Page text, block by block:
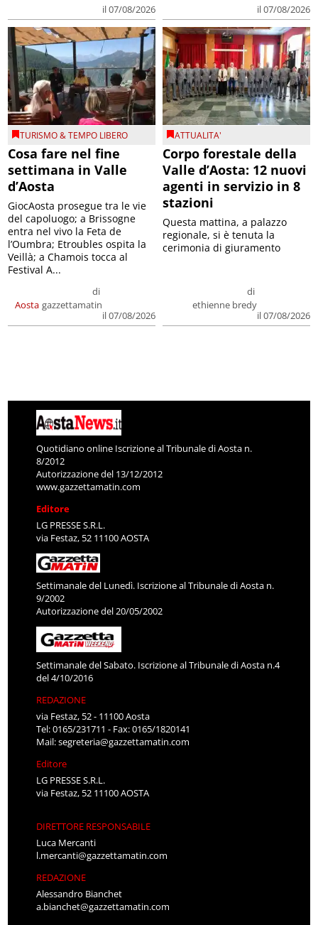
il 07/08/2026 il 07/08/2026
TURISMO & TEMPO LIBERO
Cosa fare nel fine
settimana in Valle
d’Aosta
Aosta
di
gazzettamatin
il 07/08/2026
GiocAosta prosegue tra le vie
del capoluogo; a Brissogne
entra nel vivo la Feta de
l’Oumbra; Etroubles ospita la
Veillà; a Chamois tocca al
Festival A...
ATTUALITA'
Corpo forestale della
Valle d’Aosta: 12 nuovi
agenti in servizio in 8
stazioni
di
ethienne bredy
il 07/08/2026
Questa mattina, a palazzo
regionale, si è tenuta la
cerimonia di giuramento
Quotidiano online Iscrizione al Tribunale di Aosta n.
8/2012
Autorizzazione del 13/12/2012
www.gazzettamatin.com
Editore
LG PRESSE S.R.L.
via Festaz, 52 11100 AOSTA
Settimanale del Lunedì. Iscrizione al Tribunale di Aosta n.
9/2002
Autorizzazione del 20/05/2002
Settimanale del Sabato. Iscrizione al Tribunale di Aosta n.4
del 4/10/2016
REDAZIONE
via Festaz, 52 - 11100 Aosta
Tel: 0165/231711 - Fax: 0165/1820141
Mail:segreteria@gazzettamatin.com
Editore
LG PRESSE S.R.L.
via Festaz, 52 11100 AOSTA
DIRETTORE RESPONSABILE
Luca Mercanti
l.mercanti@gazzettamatin.com
REDAZIONE
Alessandro Bianchet
a.bianchet@gazzettamatin.com